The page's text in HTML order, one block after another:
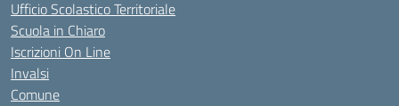
Ufficio Scolastico Territoriale
Scuola in Chiaro
Iscrizioni On Line
Invalsi
Comune